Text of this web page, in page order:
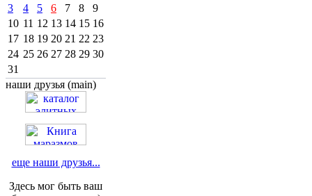
3
4 5 6 7 8
9
10 11 12 13 14 15 16
17 18 19 20 21 22 23
24 25 26 27 28 29 30
31
наши друзья (main)
еще наши друзья...
Здесь мог быть ваш